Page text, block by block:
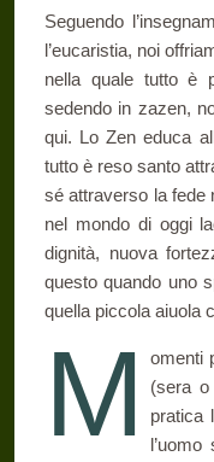
Seguendo
l’eucaristia, noi
nella quale tutto è
sedendo in zazen,
qui. Lo Zen educa
tutto è reso santo
sé attraverso la fede
nel mondo di oggi
dignità, nuova
questo quando uno
quella piccola aiuola
M
omenti
(sera
pratica